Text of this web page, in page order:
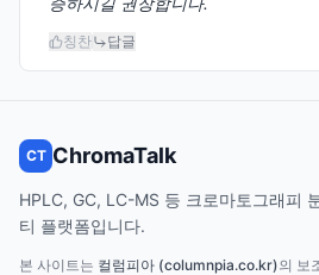
칭찬 답글
CT ChromaTalk
HPLC, GC, LC-MS 등 크로마토그래피
티 플랫폼입니다.
본 사이트는 컬럼피아 (columnpia.co.kr)의 보